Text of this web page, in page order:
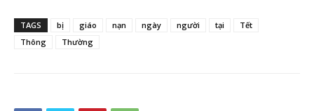
TAGS bị giáo nạn ngày người tại
Tết
Thông
Thường